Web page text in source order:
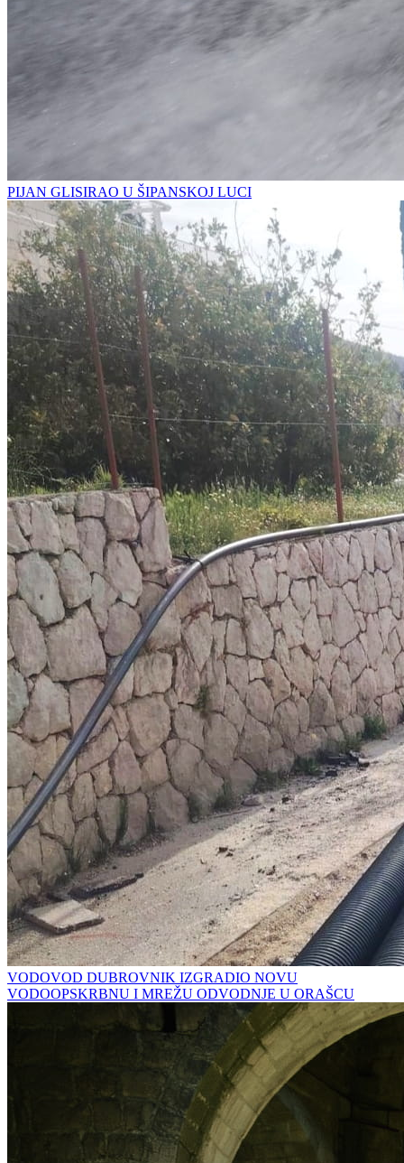
PIJAN GLISIRAO U ŠIPANSKOJ LUCI
VODOVOD DUBROVNIK IZGRADIO NOVU
VODOOPSKRBNU I MREŽU ODVODNJE U ORAŠCU